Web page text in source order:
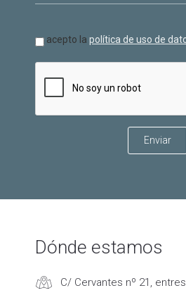
Política de datos*
acepto la política de uso de
Dónde estamos
C/ Cervantes nº 21,